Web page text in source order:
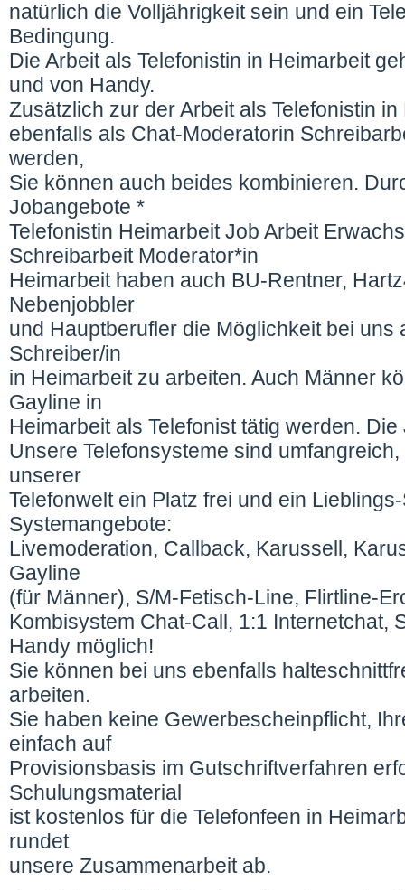
natürlich die Volljährigkeit sein und ein
Bedingung.
Die Arbeit als Telefonistin in Heimarbeit
und von Handy.
Zusätzlich zur der Arbeit als Telefonistin
ebenfalls als Chat-Moderatorin
werden,
Sie können auch beides kombinieren.
Jobangebote *
Telefonistin Heimarbeit Job Arbeit
Schreibarbeit Moderator*in
Heimarbeit haben auch BU-Rentner,
Nebenjobbler
und Hauptberufler die Möglichkeit bei uns
Schreiber/in
in Heimarbeit zu arbeiten. Auch Männer
Gayline in
Heimarbeit als Telefonist tätig werden.
Unsere Telefonsysteme sind
unserer
Telefonwelt ein Platz frei und ein
Systemangebote:
Livemoderation, Callback, Karussell,
Gayline
(für Männer), S/M-Fetisch-Line, Flirtline-
Kombisystem Chat-Call, 1:1 Internetchat,
Handy möglich!
Sie können bei uns ebenfalls
arbeiten.
Sie haben keine Gewerbescheinpflicht,
einfach auf
Provisionsbasis im Gutschriftverfahren
Schulungsmaterial
ist kostenlos für die Telefonfeen in
rundet
unsere Zusammenarbeit ab.